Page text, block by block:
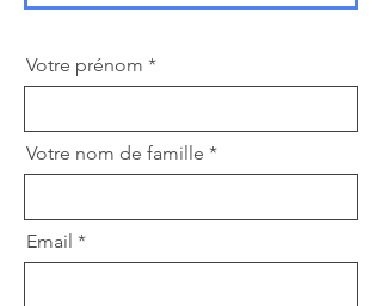
Votre prénom
Votre nom de famille
Email